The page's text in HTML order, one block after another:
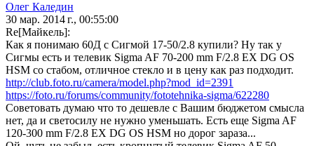
Олег Каледин
30 мар. 2014 г., 00:55:00
Re[Майкель]:
Как я понимаю 60Д с Сигмой 17-50/2.8 купили? Ну так у
Сигмы есть и телевик Sigma AF 70-200 mm F/2.8 EX DG OS
HSM со стабом, отличное стекло и в цену как раз подходит.
http://club.foto.ru/camera/model.php?mod_id=2391
https://foto.ru/forums/community/fototehnika-sigma/622280
Советовать думаю что то дешевле с Вашим бюджетом смысла
нет, да и светосилу не нужно уменьшать. Есть еще Sigma AF
120-300 mm F/2.8 EX DG OS HSM но дорог зараза...